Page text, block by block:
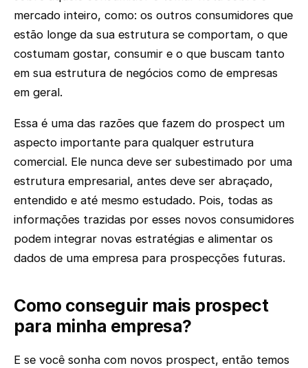
mercado inteiro, como: os outros consumidores que
estão longe da sua estrutura se comportam, o que
costumam gostar, consumir e o que buscam tanto
em sua estrutura de negócios como de empresas
em geral.
Essa é uma das razões que fazem do prospect um
aspecto importante para qualquer estrutura
comercial. Ele nunca deve ser subestimado por uma
estrutura empresarial, antes deve ser abraçado,
entendido e até mesmo estudado. Pois, todas as
informações trazidas por esses novos consumidores
podem integrar novas estratégias e alimentar os
dados de uma empresa para prospecções futuras.
Como conseguir mais prospect
para minha empresa?
E se você sonha com novos prospect, então temos